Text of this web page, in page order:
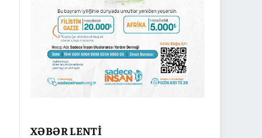
XƏBƏR LENTİ